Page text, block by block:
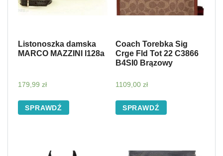
Listonoszka damska
MARCO MAZZINI l128a
179,99 zł
SPRAWDŹ
Coach Torebka Sig
Crge Fld Tot 22 C3866
B4SI0 Brązowy
1109,00 zł
SPRAWDŹ